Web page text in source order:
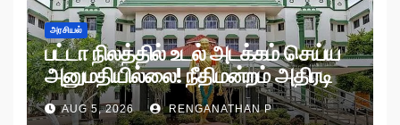
அரசியல்
பட்டா நிலத்தில் உடல் அடக்கம் செய்ய
அனுமதியில்லை! நீதிமன்றம் அதிரடி
உத்தரவு!
AUG 5, 2026 RENGANATHAN P